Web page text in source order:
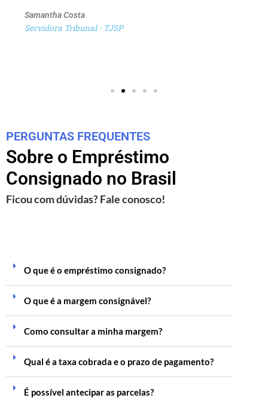
Samantha Costa
Servidora Tribunal - TJSP
PERGUNTAS FREQUENTES
Sobre o Empréstimo
Consignado no Brasil
Ficou com dúvidas? Fale conosco!
O que é o empréstimo consignado?
O que é a margem consignável?
Como consultar a minha margem?
Qual é a taxa cobrada e o prazo de pagamento?
É possível antecipar as parcelas?